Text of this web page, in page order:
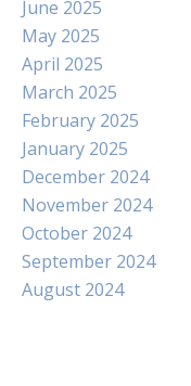
June 2025
May 2025
April 2025
March 2025
February 2025
January 2025
December 2024
November 2024
October 2024
September 2024
August 2024